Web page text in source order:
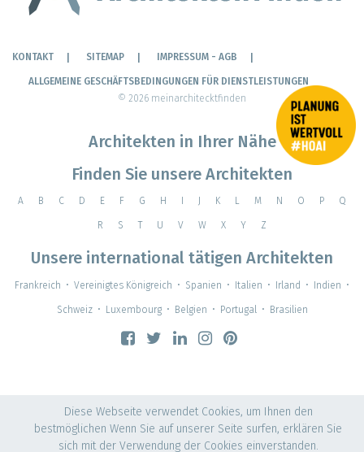
KONTAKT SITEMAP IMPRESSUM - AGB
ALLGEMEINE GESCHÄFTSBEDINGUNGEN FÜR DIENSTLEISTUNGEN
© 2026 meinarchitecktfinden
Architekten in Ihrer Nähe
Finden Sie unsere Architekten
A B C D E F G H K L M N O P Q
R S T U V W X Y Z
Unsere international tätigen Architekten
Frankreich • Vereinigtes Königreich • Spanien • Italien • Irland • Indien •
Schweiz • Luxembourg • Belgien • Portugal • Brasilien
Diese Webseite verwendet Cookies, um Ihnen den
bestmöglichen Wenn Sie auf unserer Seite surfen, erklären Sie
sich mit der Verwendung der Cookies einverstanden.